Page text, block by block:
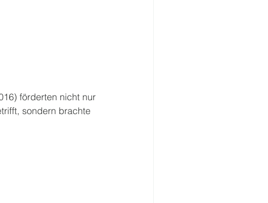
förderten nicht nur
sondern brachte